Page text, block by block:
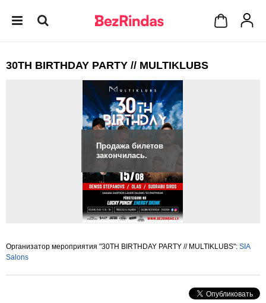
30TH BIRTHDAY PARTY // MULTIKLUBS
Продажа билетов
закончилась.
Организатор мероприятия "30TH BIRTHDAY PARTY // MULTIKLUBS": SIA
Salons